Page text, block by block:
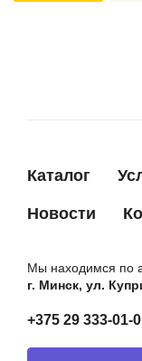
Каталог
Новости
Мы находимся по
г. Минск, ул.
+375 29 333-01-